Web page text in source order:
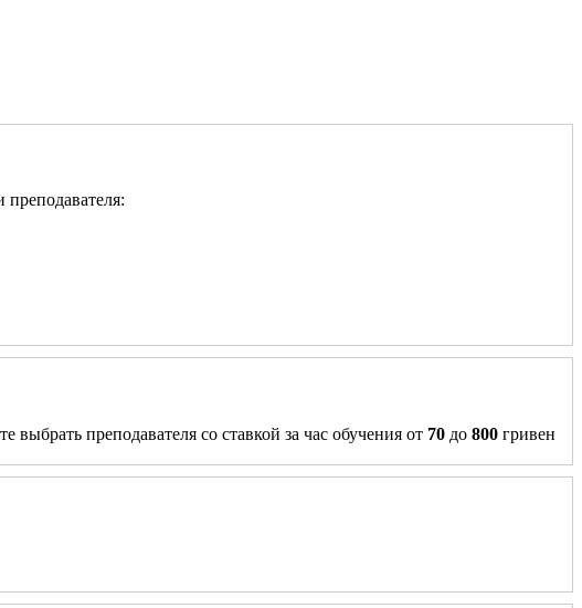
преподавателя:
преподавателя со ставкой за час обучения от 70 до 800 гривен